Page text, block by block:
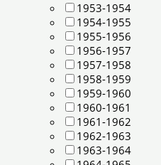
1953-1954
1954-1955
1955-1956
1956-1957
1957-1958
1958-1959
1959-1960
1960-1961
1961-1962
1962-1963
1963-1964